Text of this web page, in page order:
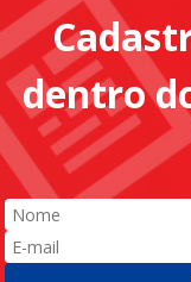
dentro